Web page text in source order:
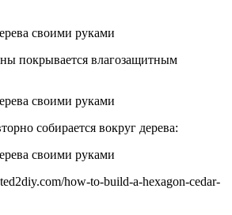
покрывается влагозащитным
собирается вокруг дерева:
how-to-build-a-hexagon-cedar-